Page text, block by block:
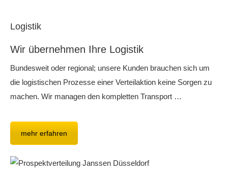
Logistik
Wir übernehmen Ihre Logistik
Bundesweit oder regional; unsere Kunden brauchen sich um
die logistischen Prozesse einer Verteilaktion keine Sorgen zu
machen. Wir managen den kompletten Transport …
mehr erfahren